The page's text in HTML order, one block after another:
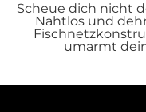
Scheue dich nicht
Nahtlos und
umarmt